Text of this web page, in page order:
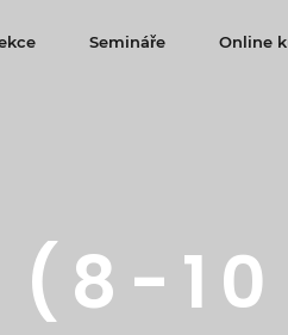
Semináře Online
(8-10